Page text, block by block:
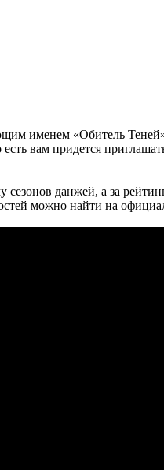
именем «Обитель
вам придется
данжей, а за
можно найти на